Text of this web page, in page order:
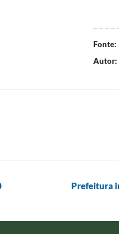
Fonte:
Autor:
Prefeitura